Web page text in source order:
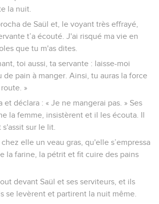
la nuit.
de Saül et, le voyant très effrayé,
t’a écouté. J'ai risqué ma vie en
que tu m'as dites.
toi aussi, ta servante : laisse-moi
de pain à manger. Ainsi, tu auras la force
»
et déclara : « Je ne mangerai pas. » Ses
la femme, insistèrent et il les écouta. Il
sur le lit.
elle un veau gras, qu'elle s’empressa
la farine, la pétrit et fit cuire des pains
devant Saül et ses serviteurs, et ils
se levèrent et partirent la nuit même.